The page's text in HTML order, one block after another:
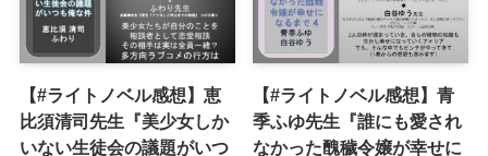
【#ライトノベル感想】恵
比須清司先生『美少女しか
いない生徒会の議題がいつ
【#ライトノベル感想】青
季ふゆ先生『誰にも愛され
なかった醜穢令嬢が幸せに